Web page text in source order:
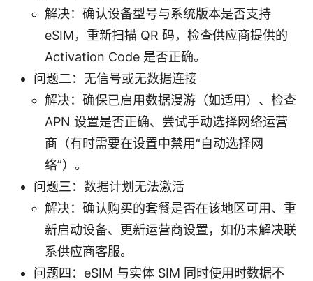
解决：确认设备型号与系统版本是否支持
eSIM，重新扫描 QR 码，检查供应商提供的
Activation Code 是否正确。
问题二：无信号或无数据连接
解决：确保已启用数据漫游（如适用）、检查
APN 设置是否正确、尝试手动选择网络运营
商（有时需要在设置中禁用“自动选择网
络”）。
问题三：数据计划无法激活
解决：确认购买的套餐是否在该地区可用、重
新启动设备、更新运营商设置，如仍未解决联
系供应商客服。
问题四：eSIM 与实体 SIM 同时使用时数据不